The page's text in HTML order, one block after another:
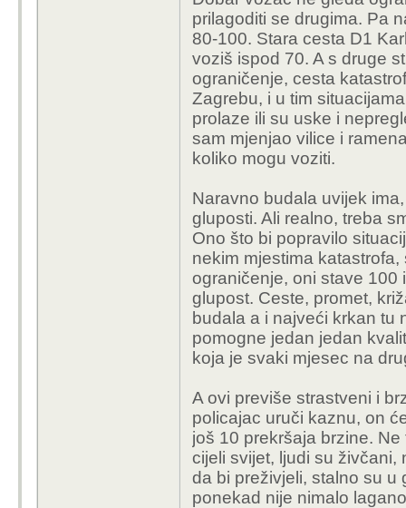
prilagoditi se drugima. Pa
80-100. Stara cesta D1
voziš ispod 70. A s druge
ograničenje, cesta
Zagrebu, i u tim
prolaze ili su uske i
sam mjenjao vilice i
koliko mogu voziti.
Naravno budala uvijek
gluposti. Ali realno, treba
Ono što bi popravilo
nekim mjestima
ograničenje, oni stave 100
glupost. Ceste, promet,
budala a i najveći krkan tu
pomogne jedan jedan
koja je svaki mjesec na
A ovi previše strastveni i
policajac uruči kaznu, on
još 10 prekršaja brzine.
cijeli svijet, ljudi su
da bi preživjeli, stalno su u
ponekad nije nimalo